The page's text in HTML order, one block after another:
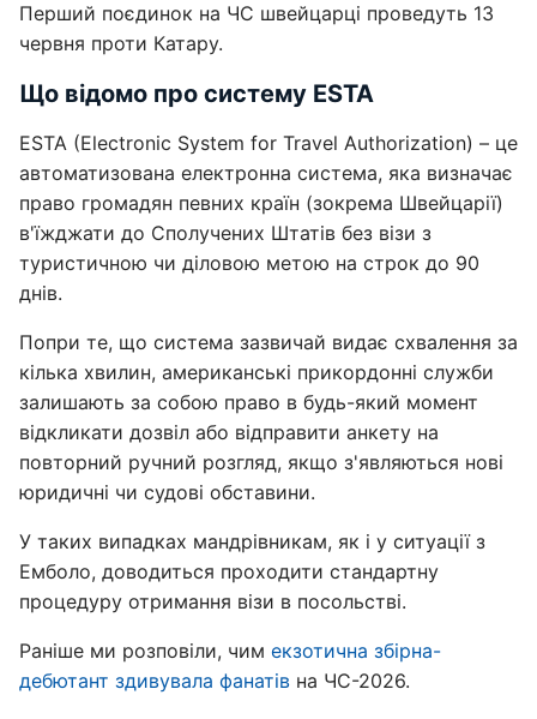
Перший поєдинок на ЧС швейцарці проведуть 13
червня проти Катару.
Що відомо про систему ESTA
ESTA (Electronic System for Travel Authorization) – це
автоматизована електронна система, яка визначає
право громадян певних країн (зокрема Швейцарії)
в'їжджати до Сполучених Штатів без візи з
туристичною чи діловою метою на строк до 90
днів.
Попри те, що система зазвичай видає схвалення за
кілька хвилин, американські прикордонні служби
залишають за собою право в будь-який момент
відкликати дозвіл або відправити анкету на
повторний ручний розгляд, якщо з'являються нові
юридичні чи судові обставини.
У таких випадках мандрівникам, як і у ситуації з
Емболо, доводиться проходити стандартну
процедуру отримання візи в посольстві.
Раніше ми розповіли, чим екзотична збірна-
дебютант здивувала фанатів на ЧС-2026.